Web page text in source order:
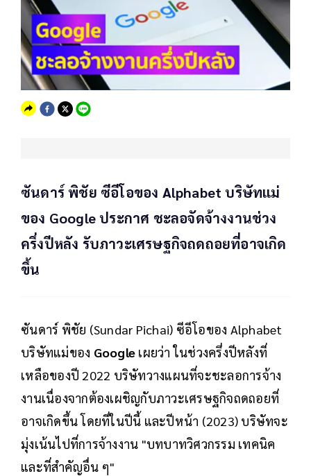
ซันดาร์ พิชัย ซีอีโอของ Alphabet บริษัทแม่
ของ Google ประกาศ ชะลอจัดจ้างงานช่วง
ครึ่งปีหลัง รับภาวะเศรษฐกิจถดถอยที่อาจเกิด
ขึ้น
ซันดาร์ พิชัย (Sundar Pichai) ซีอีโอของ Alphabet
บริษัทแม่ของ Google เผยว่า ในช่วงครึ่งปีหลังที่
เหลือของปี 2022 บริษัทวางแผนที่จะชะลอการจ้าง
งานเนื่องจากต้องเผชิญกับภาวะเศรษฐกิจถดถอยที่
อาจเกิดขึ้น โดยที่ในปีนี้ และปีหน้า (2023) บริษัทจะ
มุ่งเน้นไปที่การจ้างงาน "บทบาทวิศวกรรม เทคนิค
และที่สำคัญอื่น ๆ"